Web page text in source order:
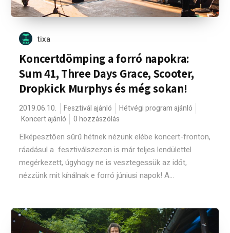
tixa
Koncertdömping a forró napokra:
Sum 41, Three Days Grace, Scooter,
Dropkick Murphys és még sokan!
2019.06.10. Fesztivál ajánló
Hétvégi program ajánló
Koncert ajánló
0 hozzászólás
Elképesztően sűrű hétnek nézünk elébe koncert-fronton,
ráadásul a fesztiválszezon is már teljes lendülettel
megérkezett, úgyhogy ne is vesztegessük az időt,
nézzünk mit kínálnak e forró júniusi napok! A...